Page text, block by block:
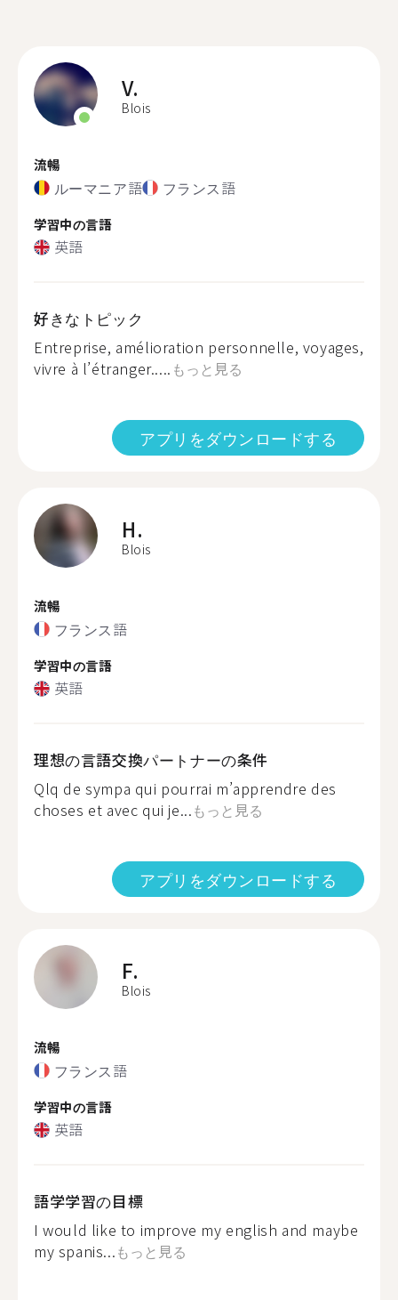
V.
Blois
流暢
ルーマニア語 フランス語
学習中の言語
英語
好きなトピック
Entreprise, amélioration personnelle, voyages,
vivre à l’étranger..... もっと見る
アプリをダウンロードする
H.
Blois
流暢
フランス語
学習中の言語
英語
理想の言語交換パートナーの条件
Qlq de sympa qui pourrai m’apprendre des
choses et avec qui je...もっと見る
アプリをダウンロードする
F.
Blois
流暢
フランス語
学習中の言語
英語
語学学習の目標
I would like to improve my english and maybe
my spanis...もっと見る